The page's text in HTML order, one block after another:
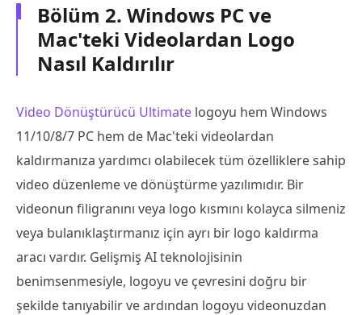
Bölüm 2. Windows PC ve
Mac'teki Videolardan Logo
Nasıl Kaldırılır
Video Dönüştürücü Ultimate logoyu hem Windows
11/10/8/7 PC hem de Mac'teki videolardan
kaldırmanıza yardımcı olabilecek tüm özelliklere sahip
video düzenleme ve dönüştürme yazılımıdır. Bir
videonun filigranını veya logo kısmını kolayca silmeniz
veya bulanıklaştırmanız için ayrı bir logo kaldırma
aracı vardır. Gelişmiş AI teknolojisinin
benimsenmesiyle, logoyu ve çevresini doğru bir
şekilde tanıyabilir ve ardından logoyu videonuzdan